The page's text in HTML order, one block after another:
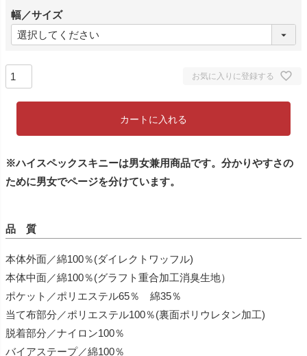
幅／サイズ
お気に入りに登録する
カートに入れる
※ハイスペックスキニーは男女兼用商品です。分かりやすさの
ために男女でページを分けています。
品 質
本体外面／綿100％(ダイレクトワッフル)
本体中面／綿100％(グラフト重合加工消臭生地）
ポケット／ポリエステル65％ 綿35％
当て布部分／ポリエステル100％(裏面ポリウレタン加工)
脱着部分／ナイロン100％
バイアステープ／綿100％